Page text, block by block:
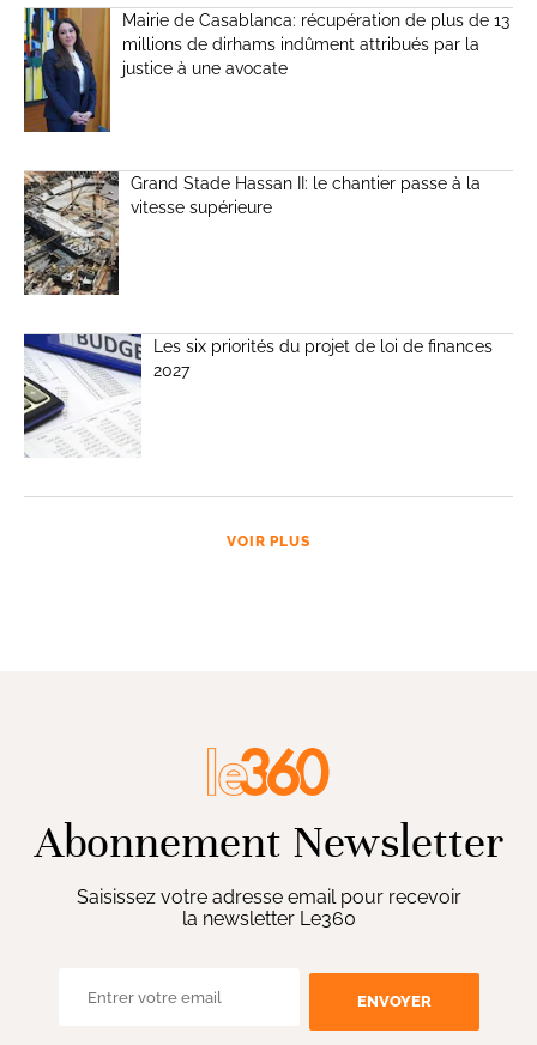
Mairie de Casablanca: récupération de plus de 13
millions de dirhams indûment attribués par la
justice à une avocate
Grand Stade Hassan II: le chantier passe à la
vitesse supérieure
Les six priorités du projet de loi de finances
2027
VOIR PLUS
Abonnement Newsletter
Saisissez votre adresse email pour recevoir
la newsletter Le360
ENVOYER